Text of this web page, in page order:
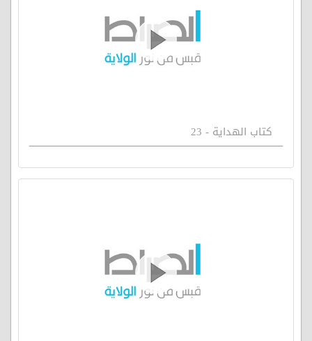
كتاب الهداية - 23